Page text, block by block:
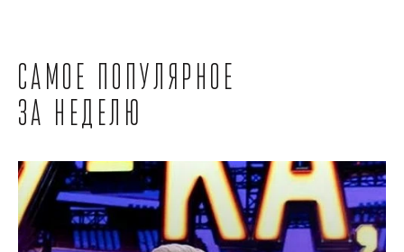
Самое популярное
за неделю